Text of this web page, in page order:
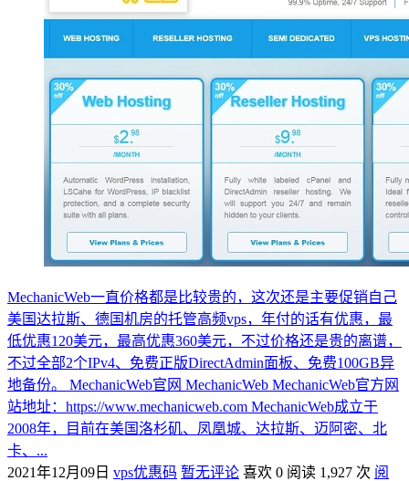
MechanicWeb一直价格都是比较贵的，这次还是主要促销自己
美国达拉斯、德国机房的托管高频vps，年付的话有优惠，最
低优惠120美元，最高优惠360美元，不过价格还是贵的离谱，
不过全部2个IPv4、免费正版DirectAdmin面板、免费100GB异
地备份。 MechanicWeb官网 MechanicWeb MechanicWeb官方网
站地址：https://www.mechanicweb.com MechanicWeb成立于
2008年，目前在美国洛杉矶、凤凰城、达拉斯、迈阿密、北
卡、...
2021年12月09日 vps优惠码 暂无评论 喜欢 0 阅读 1,927 次 阅